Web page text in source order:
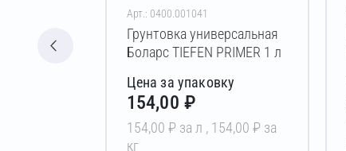
Арт.: 0400.001041
Грунтовка универсальная
Боларс TIEFEN PRIMER 1 л
Цена за упаковку
154,00 ₽
154,00 ₽ за л , 154,00 ₽ за
кг